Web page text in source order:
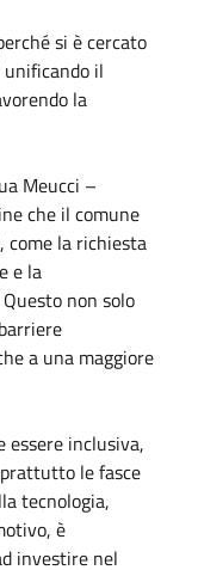
si è cercato
il
la
Meucci –
che il comune
come la richiesta
e la
non solo
a una maggiore
essere inclusiva,
le fasce
tecnologia,
è
investire nel